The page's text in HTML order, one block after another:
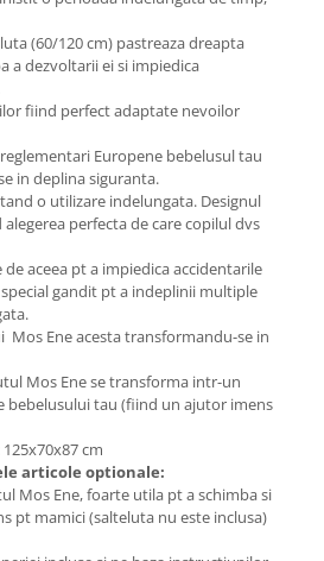
(60/120 cm) pastreaza dreapta
a dezvoltarii ei si impiedica
fiind perfect adaptate nevoilor
Europene bebelusul tau
in deplina siguranta.
o utilizare indelungata. Designul
perfecta de care copilul dvs
aceea pt a impiedica accidentarile
gandit pt a indeplinii multiple
Mos Ene acesta transformandu-se in
Mos Ene se transforma intr-un
bebelusului tau (fiind un ajutor imens
cm
articole optionale:
Ene, foarte utila pt a schimba si
pt mamici (salteluta nu este inclusa)